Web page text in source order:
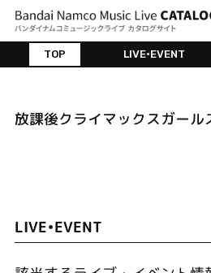
TOP LIVE•EVENT
放課後クライマックスガール
LIVE•EVENT